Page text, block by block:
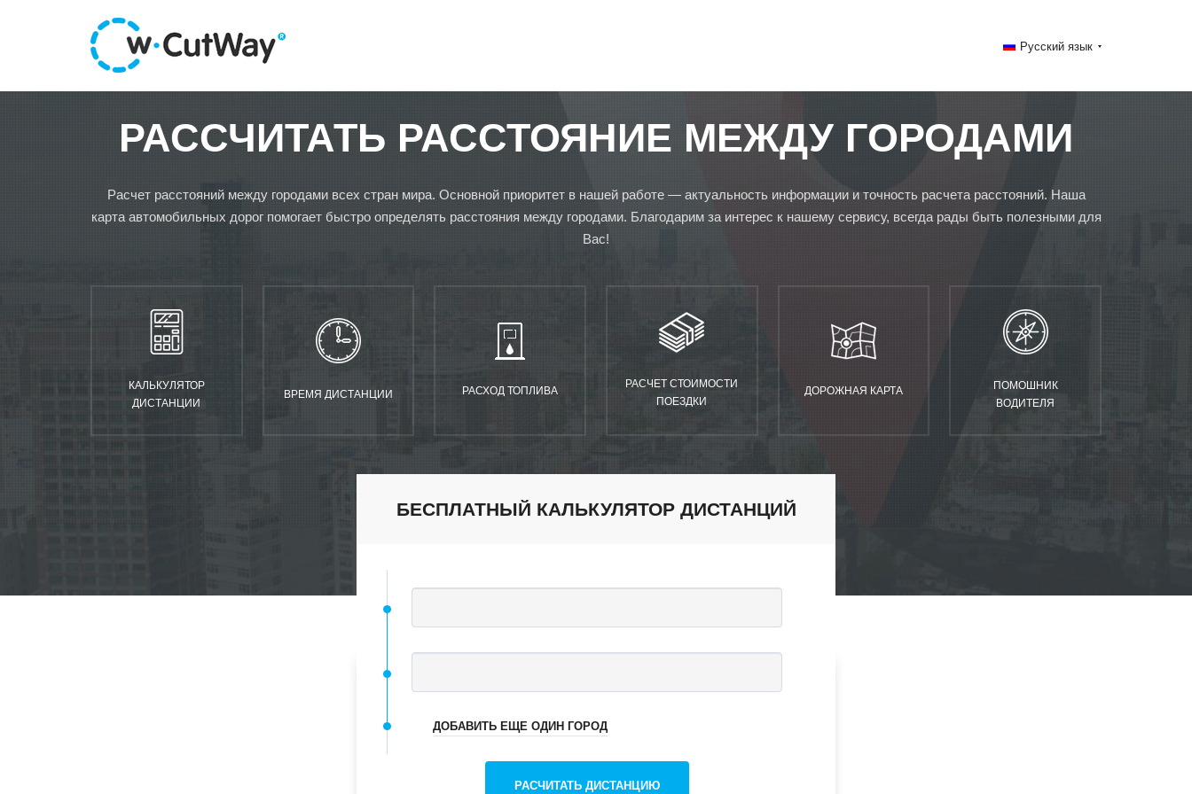
Русский язык
РАССЧИТАТЬ РАССТОЯНИЕ МЕЖДУ ГОРОДАМИ
Расчет расстояний между городами всех стран мира. Основной приоритет в нашей работе — актуальность информации и точность расчета расстояний. Наша
карта автомобильных дорог помогает быстро определять расстояния между городами. Благодарим за интерес к нашему сервису, всегда рады быть полезными для
Вас!
КАЛЬКУЛЯТОР
ДИСТАНЦИИ
ВРЕМЯ ДИСТАНЦИИ РАСХОД ТОПЛИВА
РАСЧЕТ СТОИМОСТИ
ПОЕЗДКИ
ДОРОЖНАЯ КАРТА
ПОМОШНИК
ВОДИТЕЛЯ
БЕСПЛАТНЫЙ КАЛЬКУЛЯТОР ДИСТАНЦИЙ
ДОБАВИТЬ ЕЩЕ ОДИН ГОРОД
РАСЧИТАТЬ ДИСТАНЦИЮ